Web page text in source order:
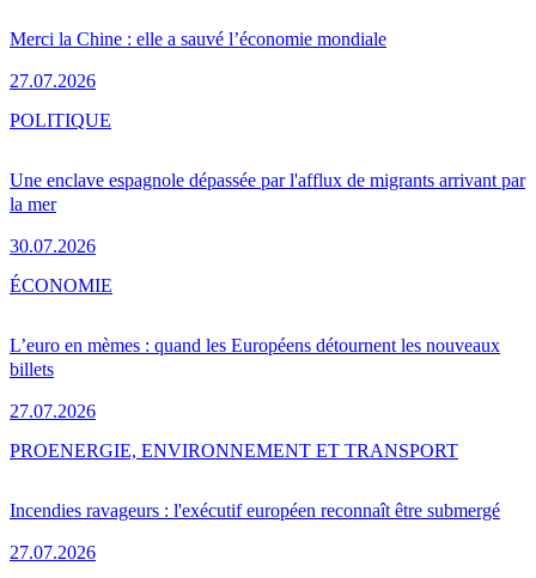
Merci la Chine : elle a sauvé l’économie mondiale
27.07.2026
Une enclave espagnole dépassée par l'afflux de migrants arrivant par
la mer
30.07.2026
POLITIQUE
L’euro en mèmes : quand les Européens détournent les nouveaux
billets
27.07.2026
ÉCONOMIE
Incendies ravageurs : l'exécutif européen reconnaît être submergé
27.07.2026
PROENERGIE, ENVIRONNEMENT ET TRANSPORT